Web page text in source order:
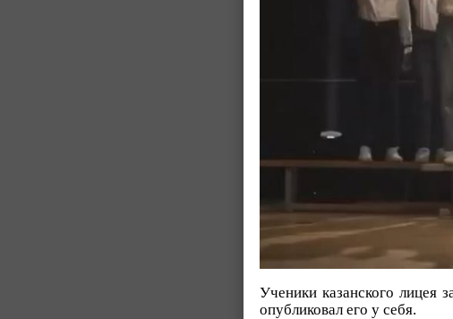
Ученики казанского лицея
опубликовал его у себя.